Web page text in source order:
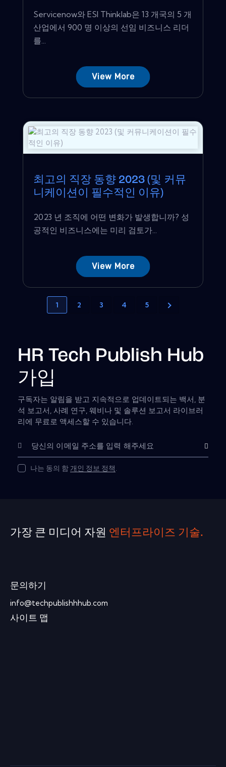
Servicenow와 ESI Thinklab은 13 개국의 5 개
산업에서 900 명 이상의 선임 비즈니스 리더
를...
View More
최고의 직장 동향 2023 (및 커뮤
니케이션이 필수적인 이유)
2023 년 조직에 어떤 변화가 발생합니까? 성
공적인 비즈니스에는 미리 검토가...
View More
1 2 3 4 5
HR Tech Publish Hub
가입
구독자는 알림을 받고 지속적으로 업데이트되는 백서, 분
석 보고서, 사례 연구, 웨비나 및 솔루션 보고서 라이브러
리에 무료로 액세스할 수 있습니다.
Subscribe
나는 동의 함 개인 정보 정책.
가장 큰 미디어 자원 엔터프라이즈 기술.
문의하기
info@techpublishhhub.com
사이트 맵